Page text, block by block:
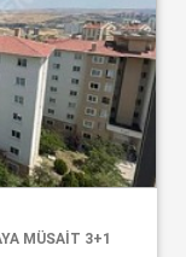
MÜSAİT 3+1